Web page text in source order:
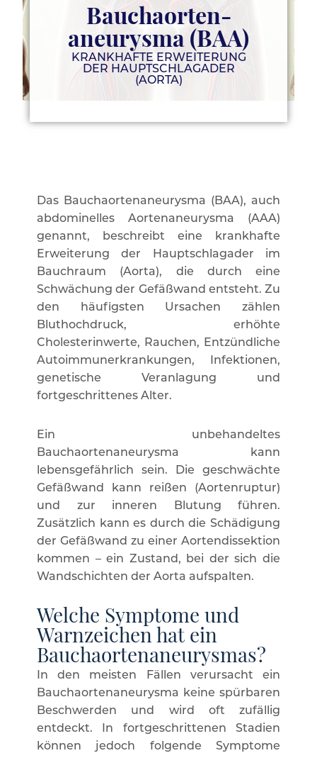
Bauchaorten-
aneurysma (BAA)
KRANKHAFTE ERWEITERUNG
DER HAUPTSCHLAGADER
(AORTA)
Das Bauchaortenaneurysma (BAA), auch
abdominelles Aortenaneurysma (AAA)
genannt, beschreibt eine krankhafte
Erweiterung der Hauptschlagader im
Bauchraum (Aorta), die durch eine
Schwächung der Gefäßwand entsteht. Zu
den häufigsten Ursachen zählen
Bluthochdruck, erhöhte
Cholesterinwerte, Rauchen, Entzündliche
Autoimmunerkrankungen, Infektionen,
genetische Veranlagung und
fortgeschrittenes Alter.
Ein unbehandeltes
Bauchaortenaneurysma kann
lebensgefährlich sein. Die geschwächte
Gefäßwand kann reißen (Aortenruptur)
und zur inneren Blutung führen.
Zusätzlich kann es durch die Schädigung
der Gefäßwand zu einer Aortendissektion
kommen – ein Zustand, bei der sich die
Wandschichten der Aorta aufspalten.
Welche Symptome und
Warnzeichen hat ein
Bauchaortenaneurysmas?
In den meisten Fällen verursacht ein
Bauchaortenaneurysma keine spürbaren
Beschwerden und wird oft zufällig
entdeckt. In fortgeschrittenen Stadien
können jedoch folgende Symptome